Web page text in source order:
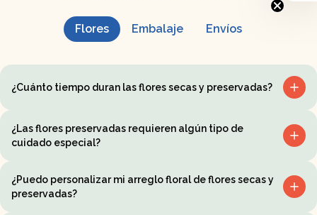
Flores Embalaje Envíos
¿Cuánto tiempo duran las flores secas y preservadas?
¿Las flores preservadas requieren algún tipo de
cuidado especial?
¿Puedo personalizar mi arreglo floral de flores secas y
preservadas?